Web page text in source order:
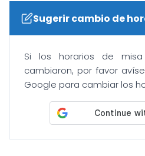
Sugerir cambio de
Si los horarios de
cambiaron, por favor
Google para cambiar los